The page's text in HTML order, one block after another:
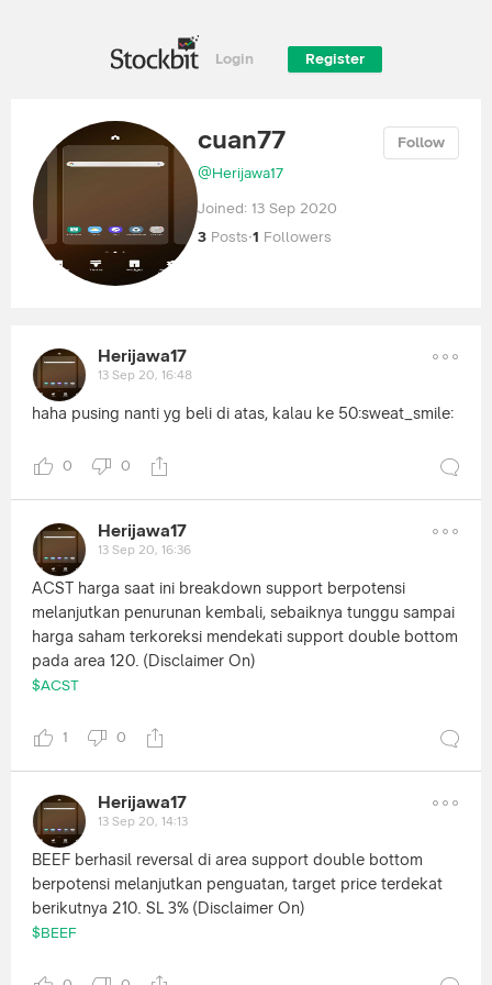
Login Register
cuan77
@ Herijawa17
Follow
Joined: 13 Sep 2020
3 Posts·1 Followers
Herijawa17
13 Sep 20, 16:48
haha pusing nanti yg beli di atas, kalau ke 50:sweat_smile:
0 0
Herijawa17
13 Sep 20, 16:36
ACST harga saat ini breakdown support berpotensi
melanjutkan penurunan kembali, sebaiknya tunggu sampai
harga saham terkoreksi mendekati support double bottom
pada area 120. (Disclaimer On)
$ACST
1 0
Herijawa17
13 Sep 20, 14:13
BEEF berhasil reversal di area support double bottom
berpotensi melanjutkan penguatan, target price terdekat
berikutnya 210. SL 3% (Disclaimer On)
$BEEF